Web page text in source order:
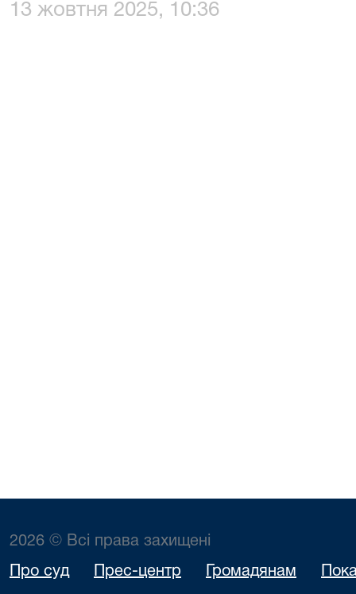
13 жовтня 2025, 10:36
2026 © Всі права захищені
Про суд Прес-центр Громадянам